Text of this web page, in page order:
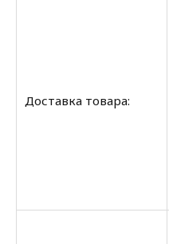
Доставка товара: